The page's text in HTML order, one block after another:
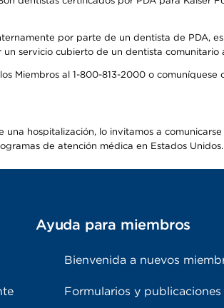
por parte de un dentista de PDA,
servicio cubierto de un dentista comunitario
Miembros al 1-800-813-2000 o comuníquese
hospitalización, lo invitamos a comunicarse
de atención médica en Estados Unidos.
Ayuda para miembros
Bienvenida a nuevos
Formularios y publicaciones